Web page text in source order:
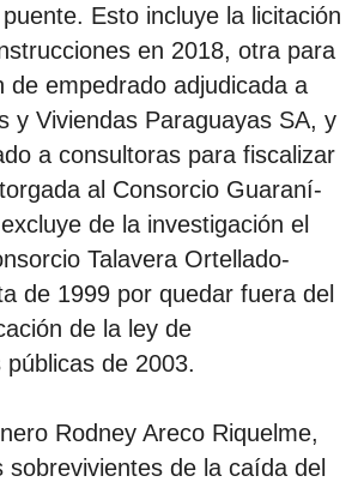
Esto incluye la licitación
en 2018, otra para
de empedrado adjudicada a
y Viviendas Paraguayas SA, y
a consultoras para fiscalizar
al Consorcio Guaraní-
de la investigación el
Talavera Ortellado-
de 1999 por quedar fuera del
de la ley de
de 2003.
Rodney Areco Riquelme,
sobrevivientes de la caída del